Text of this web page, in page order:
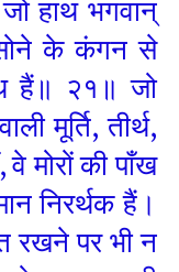
हाथ भगवान्
के कंगन से
हैं॥ २१॥ जो
मूर्ति, तीर्थ,
मोरों की पाँख
निरर्थक हैं।
रखने पर भी न